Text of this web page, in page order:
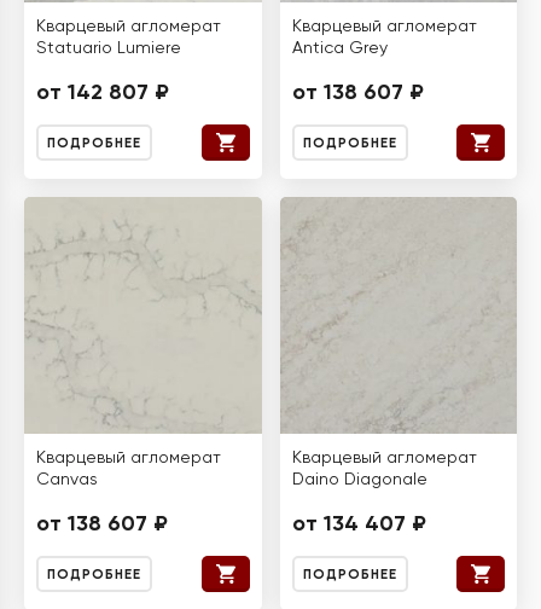
Кварцевый агломерат
Statuario Lumiere
от 142 807 ₽
ПОДРОБНЕЕ
Кварцевый агломерат
Antica Grey
от 138 607 ₽
ПОДРОБНЕЕ
Кварцевый агломерат
Canvas
от 138 607 ₽
ПОДРОБНЕЕ
Кварцевый агломерат
Daino Diagonale
от 134 407 ₽
ПОДРОБНЕЕ